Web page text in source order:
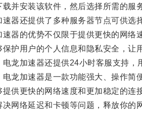
安装该软件，然后选择所需的服务
还提供了多种服务器节点可供选择
的优势不仅限于提供更快的网络速
用户的个人信息和隐私安全，让用
加速器还提供24小时客服支持，
加速器是一款功能强大、操作简便
更快的网络速度和更加稳定的连接
络延迟和卡顿等问题，释放你的网